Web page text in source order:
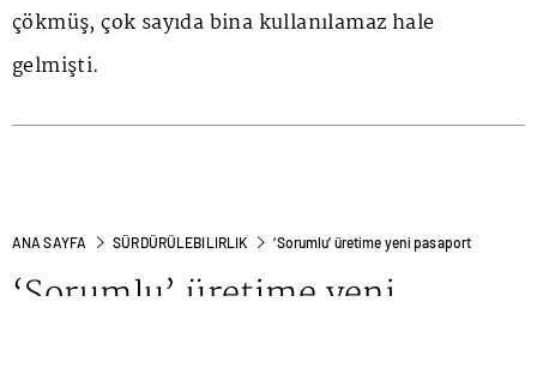
çökmüş, çok sayıda bina kullanılamaz hale
gelmişti.
ANA SAYFA SÜRDÜRÜLEBILIRLIK ‘Sorumlu’ üretime yeni pasaport
‘Sorumlu’ üretime yeni